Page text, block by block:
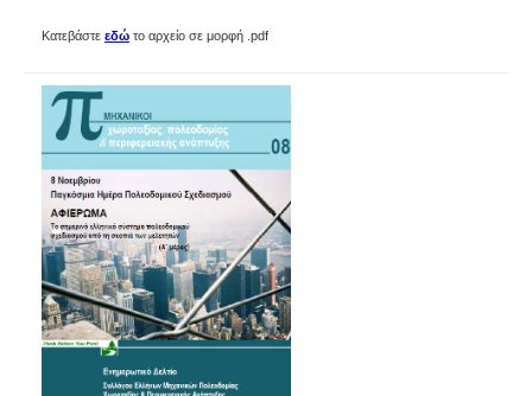
Κατεβάστε εδώ το αρχείο σε μορφή .pdf